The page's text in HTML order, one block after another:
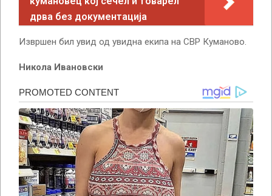
дрва без документација
Извршен бил увид од увидна екипа на СВР Куманово.
Никола Ивановски